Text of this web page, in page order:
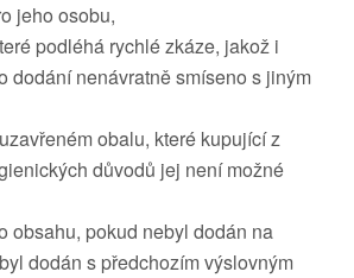
jeho osobu,
podléhá rychlé zkáze, jakož i
dodání nenávratně smíseno s jiným
obalu, které kupující z
důvodů jej není možné
obsahu, pokud nebyl dodán na
dodán s předchozím výslovným